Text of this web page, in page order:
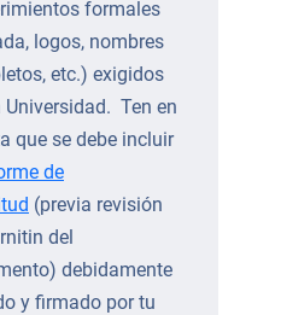
formales
logos, nombres
etc.) exigidos
Universidad. Ten en
que se debe incluir
de
(previa revisión
del
debidamente
y firmado por tu